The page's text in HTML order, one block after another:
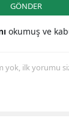
GÖNDER
okumuş ve
ilk yorumu